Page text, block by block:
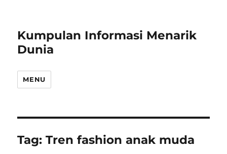
Kumpulan Informasi Menarik
Dunia
MENU
Tag:Tren fashion anak muda